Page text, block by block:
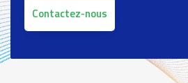
Contactez-nous